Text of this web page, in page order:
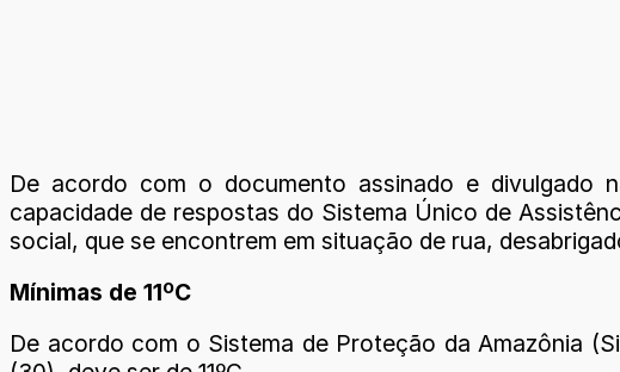
De acordo com o documento assinado e divulgado
capacidade de respostas do Sistema Único de
social, que se encontrem em situação de rua,
Mínimas de 11ºC
De acordo com o Sistema de Proteção da Amazônia